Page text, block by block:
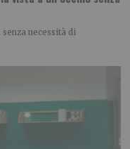
necessità di